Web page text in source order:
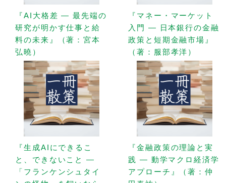
『AI大格差 — 最先端の
研究が明かす仕事と給
料の未来』（著：宮本
弘曉）
『マネー・マーケット
入門 — 日本銀行の金融
政策と短期金融市場』
（著：服部孝洋）
『生成AIにできるこ
と、できないこと —
「フランケンシュタイ
『金融政策の理論と実
践 — 動学マクロ経済学
アプローチ』（著：仲